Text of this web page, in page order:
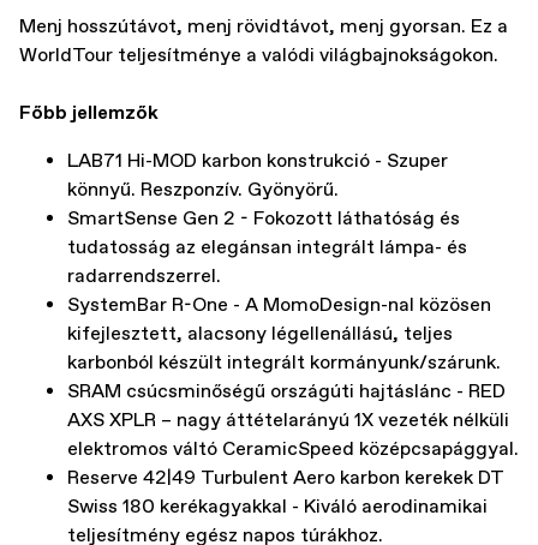
Menj hosszútávot, menj rövidtávot, menj gyorsan. Ez a
WorldTour teljesítménye a valódi világbajnokságokon.
Főbb jellemzők
LAB71 Hi-MOD karbon konstrukció - Szuper
könnyű. Reszponzív. Gyönyörű.
SmartSense Gen 2 - Fokozott láthatóság és
tudatosság az elegánsan integrált lámpa- és
radarrendszerrel.
SystemBar R-One - A MomoDesign-nal közösen
kifejlesztett, alacsony légellenállású, teljes
karbonból készült integrált kormányunk/szárunk.
SRAM csúcsminőségű országúti hajtáslánc - RED
AXS XPLR – nagy áttételarányú 1X vezeték nélküli
elektromos váltó CeramicSpeed középcsapággyal.
Reserve 42|49 Turbulent Aero karbon kerekek DT
Swiss 180 kerékagyakkal - Kiváló aerodinamikai
teljesítmény egész napos túrákhoz.